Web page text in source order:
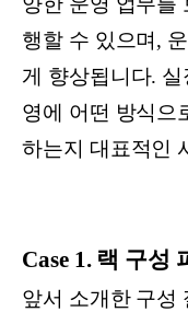
행할 수 있으며,
게 향상됩니다.
영에 어떤 방식으
하는지 대표적인
Case 1. 랙 구성
앞서 소개한 구성